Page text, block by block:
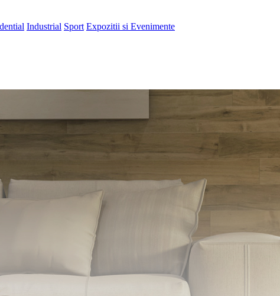
Industrial Sport Expozitii si Evenimente